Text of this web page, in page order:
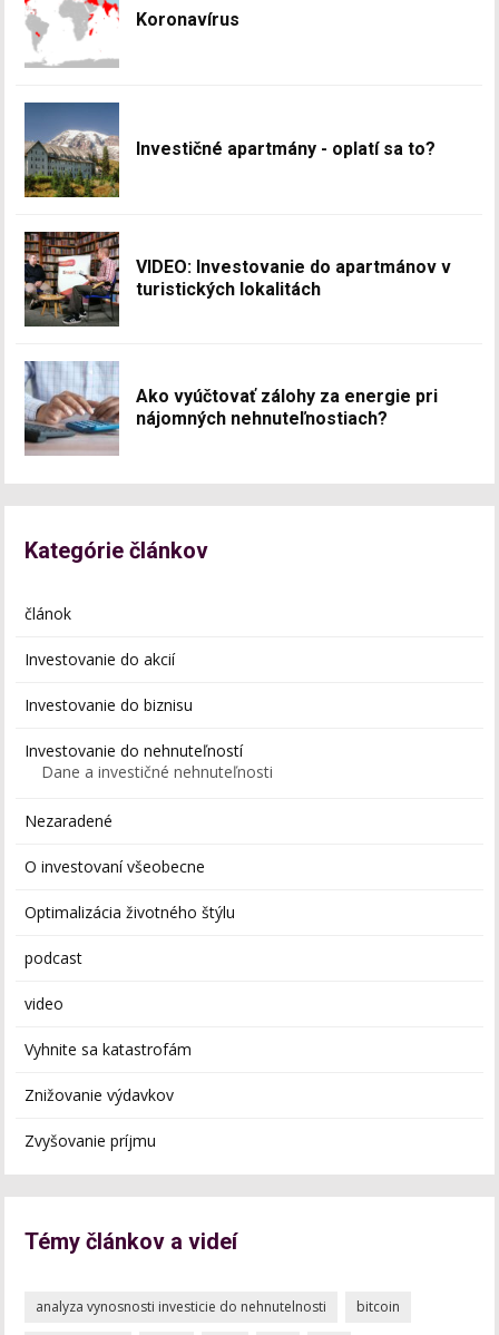
Koronavírus
Investičné apartmány - oplatí sa to?
VIDEO: Investovanie do apartmánov v
turistických lokalitách
Ako vyúčtovať zálohy za energie pri
nájomných nehnuteľnostiach?
Kategórie článkov
článok
Investovanie do akcií
Investovanie do biznisu
Investovanie do nehnuteľností
Dane a investičné nehnuteľnosti
Nezaradené
O investovaní všeobecne
Optimalizácia životného štýlu
podcast
video
Vyhnite sa katastrofám
Znižovanie výdavkov
Zvyšovanie príjmu
Témy článkov a videí
analyza vynosnosti investicie do nehnutelnosti bitcoin